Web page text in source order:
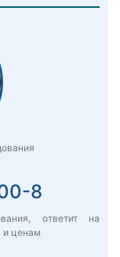
8
ответит на
и ценам